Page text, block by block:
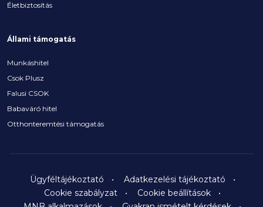
Életbiztosítás
Állami támogatás
Munkáshitel
Csok Plusz
Falusi CSOK
Babaváró hitel
Otthonteremtési támogatás
Ügyféltájékoztató
Adatkezelési tájékoztató
Cookie szabályzat
Cookie beállítások